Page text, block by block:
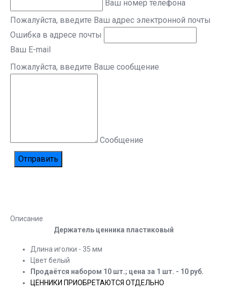
Ваш номер телефона
Пожалуйста, введите Ваш адрес электронной почты
Ошибка в адресе почты
Ваш E-mail
Пожалуйста, введите Ваше сообщение
Сообщение
Описание
Держатель ценника пластиковый
Длина иголки - 35 мм
Цвет белый
Продаётся набором 10 шт.; цена за 1 шт. - 10 руб.
ЦЕННИКИ ПРИОБРЕТАЮТСЯ ОТДЕЛЬНО